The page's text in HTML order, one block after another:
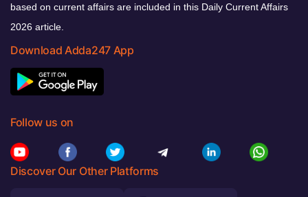
based on current affairs are included in this Daily Current Affairs
2026 article.
Download Adda247 App
Follow us on
Discover Our Other Platforms